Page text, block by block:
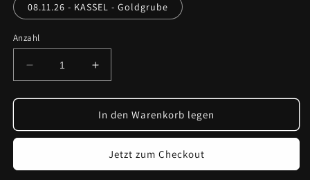
08.11.26 - KASSEL - Goldgrube
Anzahl
Verringere
die
Menge
KALYPSO
-
Erhöhe
die
Menge
für
KALYPSO
2.0
-
In den Warenkorb legen
Jetzt zum Checkout